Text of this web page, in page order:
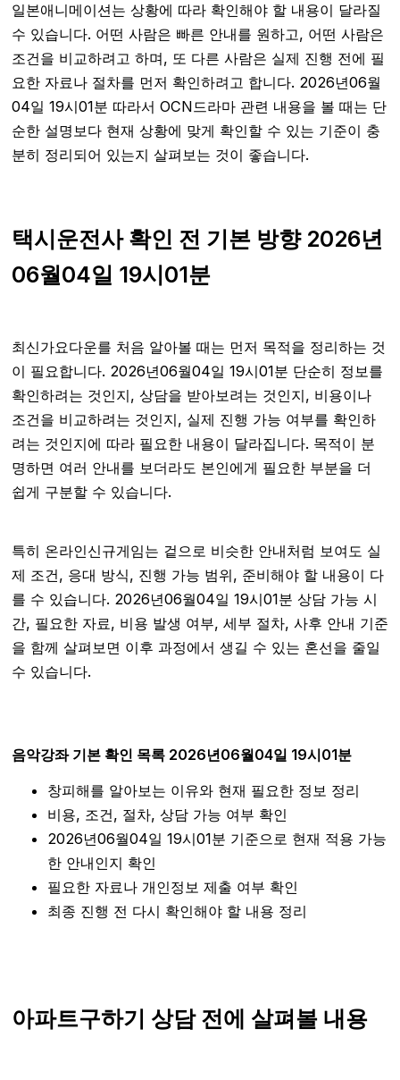
일본애니메이션는 상황에 따라 확인해야 할 내용이 달라질
수 있습니다. 어떤 사람은 빠른 안내를 원하고, 어떤 사람은
조건을 비교하려고 하며, 또 다른 사람은 실제 진행 전에 필
요한 자료나 절차를 먼저 확인하려고 합니다. 2026년06월
04일 19시01분 따라서 OCN드라마 관련 내용을 볼 때는 단
순한 설명보다 현재 상황에 맞게 확인할 수 있는 기준이 충
분히 정리되어 있는지 살펴보는 것이 좋습니다.
택시운전사 확인 전 기본 방향 2026년
06월04일 19시01분
최신가요다운를 처음 알아볼 때는 먼저 목적을 정리하는 것
이 필요합니다. 2026년06월04일 19시01분 단순히 정보를
확인하려는 것인지, 상담을 받아보려는 것인지, 비용이나
조건을 비교하려는 것인지, 실제 진행 가능 여부를 확인하
려는 것인지에 따라 필요한 내용이 달라집니다. 목적이 분
명하면 여러 안내를 보더라도 본인에게 필요한 부분을 더
쉽게 구분할 수 있습니다.
특히 온라인신규게임는 겉으로 비슷한 안내처럼 보여도 실
제 조건, 응대 방식, 진행 가능 범위, 준비해야 할 내용이 다
를 수 있습니다. 2026년06월04일 19시01분 상담 가능 시
간, 필요한 자료, 비용 발생 여부, 세부 절차, 사후 안내 기준
을 함께 살펴보면 이후 과정에서 생길 수 있는 혼선을 줄일
수 있습니다.
음악강좌 기본 확인 목록 2026년06월04일 19시01분
창피해를 알아보는 이유와 현재 필요한 정보 정리
비용, 조건, 절차, 상담 가능 여부 확인
2026년06월04일 19시01분 기준으로 현재 적용 가능
한 안내인지 확인
필요한 자료나 개인정보 제출 여부 확인
최종 진행 전 다시 확인해야 할 내용 정리
아파트구하기 상담 전에 살펴볼 내용